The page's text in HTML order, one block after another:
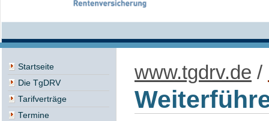
Startseite
Die TgDRV
Tarifverträge
Termine
www.tgdrv.de /